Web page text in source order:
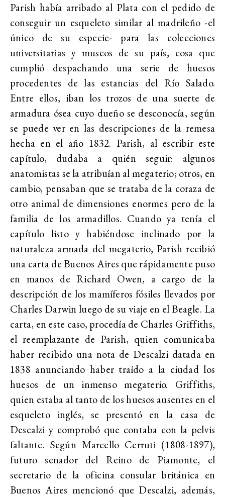
Parish había arribado al Plata con el pedido de
conseguir un esqueleto similar al madrileño -el
único de su especie- para las colecciones
universitarias y museos de su país, cosa que
cumplió despachando una serie de huesos
procedentes de las estancias del Río Salado.
Entre ellos, iban los trozos de una suerte de
armadura ósea cuyo dueño se desconocía, según
se puede ver en las descripciones de la remesa
hecha en el año 1832. Parish, al escribir este
capítulo, dudaba a quién seguir: algunos
anatomistas se la atribuían al megaterio; otros, en
cambio, pensaban que se trataba de la coraza de
otro animal de dimensiones enormes pero de la
familia de los armadillos. Cuando ya tenía el
capítulo listo y habiéndose inclinado por la
naturaleza armada del megaterio, Parish recibió
una carta de Buenos Aires que rápidamente puso
en manos de Richard Owen, a cargo de la
descripción de los mamíferos fósiles llevados por
Charles Darwin luego de su viaje en el Beagle. La
carta, en este caso, procedía de Charles Griffiths,
el reemplazante de Parish, quien comunicaba
haber recibido una nota de Descalzi datada en
1838 anunciando haber traído a la ciudad los
huesos de un inmenso megaterio. Griffiths,
quien estaba al tanto de los huesos ausentes en el
esqueleto inglés, se presentó en la casa de
Descalzi y comprobó que contaba con la pelvis
faltante. Según Marcello Cerruti (1808-1897),
futuro senador del Reino de Piamonte, el
secretario de la oficina consular británica en
Buenos Aires mencionó que Descalzi, además,